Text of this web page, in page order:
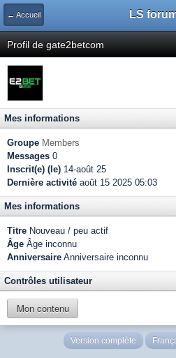
← Accueil LS
Profil de gate2betcom
Mes informations
Groupe Members
Messages 0
Inscrit(e) (le) 14-août 25
Dernière activité août 15 2025 05:03
Mes informations
Titre Nouveau / peu actif
Âge Âge inconnu
Anniversaire Anniversaire inconnu
Contrôles utilisateur
Mon contenu
Version complète